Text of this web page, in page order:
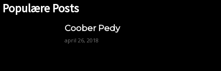
Populære Posts
Coober Pedy
april 26, 2018